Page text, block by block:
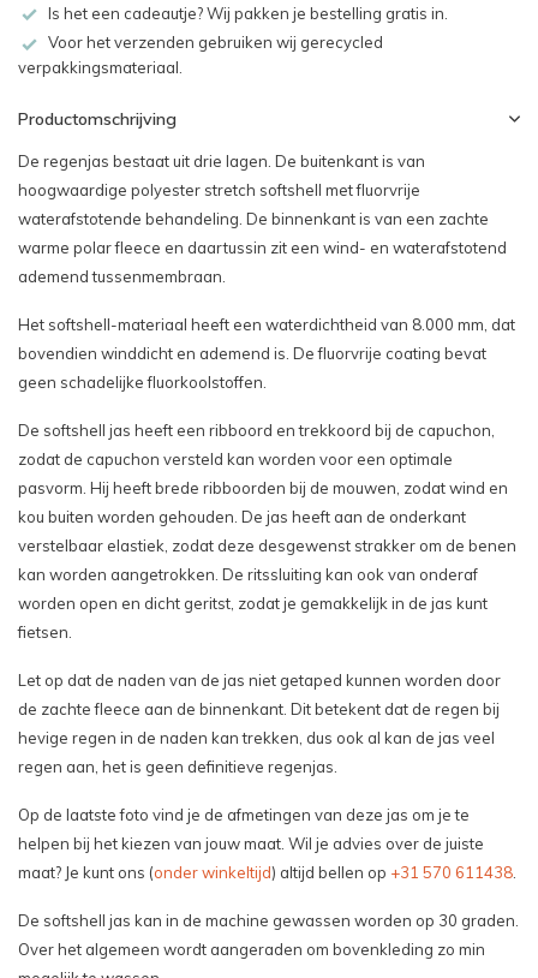
Is het een cadeautje? Wij pakken je bestelling gratis in.
Voor het verzenden gebruiken wij gerecycled
verpakkingsmateriaal.
Productomschrijving
De regenjas bestaat uit drie lagen. De buitenkant is van
hoogwaardige polyester stretch softshell met fluorvrije
waterafstotende behandeling. De binnenkant is van een zachte
warme polar fleece en daartussin zit een wind- en waterafstotend
ademend tussenmembraan.
Het softshell-materiaal heeft een waterdichtheid van 8.000 mm, dat
bovendien winddicht en ademend is. De fluorvrije coating bevat
geen schadelijke fluorkoolstoffen.
De softshell jas heeft een ribboord en trekkoord bij de capuchon,
zodat de capuchon versteld kan worden voor een optimale
pasvorm. Hij heeft brede ribboorden bij de mouwen, zodat wind en
kou buiten worden gehouden. De jas heeft aan de onderkant
verstelbaar elastiek, zodat deze desgewenst strakker om de benen
kan worden aangetrokken. De ritssluiting kan ook van onderaf
worden open en dicht geritst, zodat je gemakkelijk in de jas kunt
fietsen.
Let op dat de naden van de jas niet getaped kunnen worden door
de zachte fleece aan de binnenkant. Dit betekent dat de regen bij
hevige regen in de naden kan trekken, dus ook al kan de jas veel
regen aan, het is geen definitieve regenjas.
Op de laatste foto vind je de afmetingen van deze jas om je te
helpen bij het kiezen van jouw maat. Wil je advies over de juiste
maat? Je kunt ons (onder winkeltijd) altijd bellen op +31 570 611438.
De softshell jas kan in de machine gewassen worden op 30 graden.
Over het algemeen wordt aangeraden om bovenkleding zo min